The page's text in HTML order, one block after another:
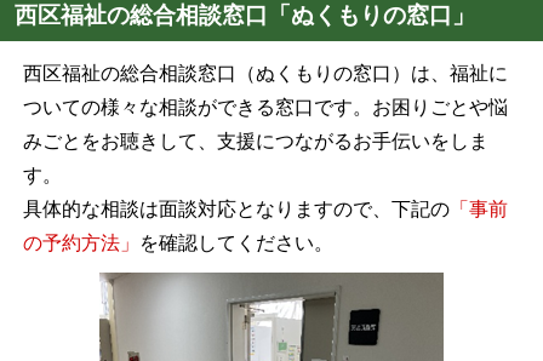
西区福祉の総合相談窓口「ぬくもりの窓口」
西区福祉の総合相談窓口（ぬくもりの窓口）は、福祉に
ついての様々な相談ができる窓口です。お困りごとや悩
みごとをお聴きして、支援につながるお手伝いをしま
す。
具体的な相談は面談対応となりますので、下記の「事前
の予約方法」
を確認してください。